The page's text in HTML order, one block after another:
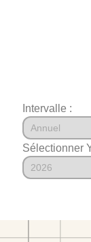
Intervalle :
Sélectionner